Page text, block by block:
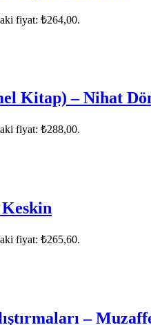
fiyat: ₺264,00.
Kitap) – Nihat
fiyat: ₺288,00.
Keskin
fiyat: ₺265,60.
–